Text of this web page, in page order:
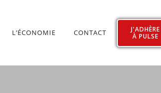
L’ÉCONOMIE CONTACT
J'ADHÈRE
À PULSE